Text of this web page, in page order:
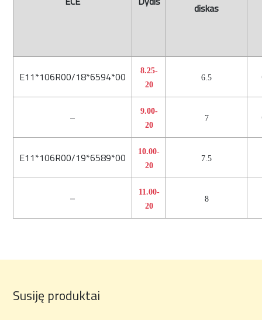
diskas
E11*106R00/18*6594*00
8.25-
20
6.5
–
9.00-
20
7
E11*106R00/19*6589*00
10.00-
20
7.5
–
11.00-
20
8
Susiję produktai